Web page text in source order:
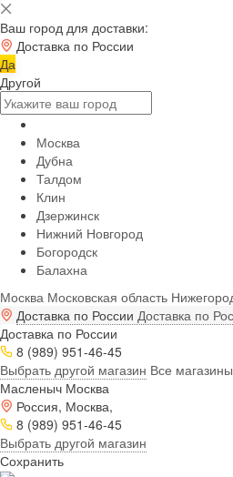
Ваш город для доставки:
Доставка по России
Да
Другой
Москва
Дубна
Талдом
Клин
Дзержинск
Нижний Новгород
Богородск
Балахна
Москва Московская область
Доставка по России Доставка по
Доставка по России
8 (989) 951-46-45
Выбрать другой магазин Все магазины
Масленыч Москва
Россия, Москва,
8 (989) 951-46-45
Выбрать другой магазин
Сохранить